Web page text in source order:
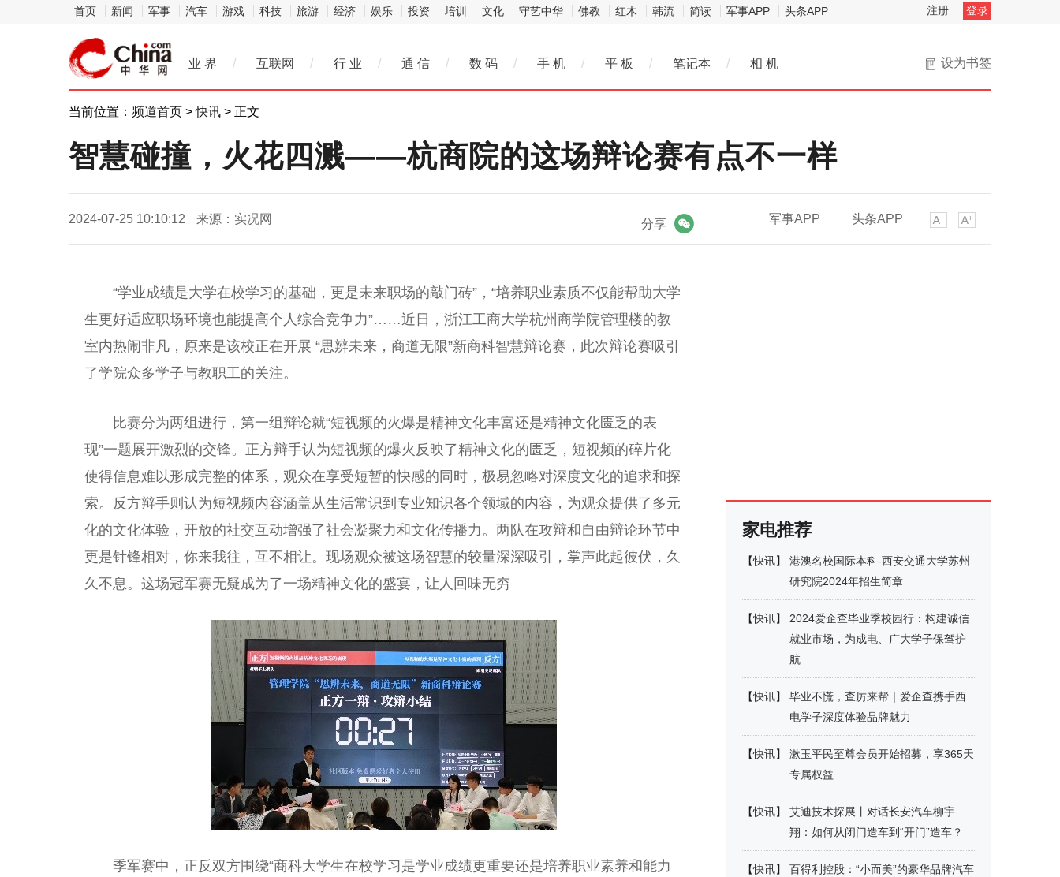
首页 新闻 军事 汽车 游戏 科技 旅游 经济 娱乐 投资 培训 文化 守艺中华 佛教 红木 韩流 简读 军事APP 头条APP 注册 登录
设为书签
业 界 / 互联网 / 行 业 / 通 信 / 数 码 / 手 机 / 平 板 / 笔记本 / 相 机
当前位置： 频道首页 >快讯 > 正文
智慧碰撞，火花四溅——杭商院的这场辩论赛有点不一样
2024-07-25 10:10:12 来源：实况网 军事APP 头条APP
分享
“学业成绩是大学在校学习的基础，更是未来职场的敲门砖”，“培养职业素质不仅能帮助大学
生更好适应职场环境也能提高个人综合竞争力”……近日，浙江工商大学杭州商学院管理楼的教
室内热闹非凡，原来是该校正在开展 “思辨未来，商道无限”新商科智慧辩论赛，此次辩论赛吸引
了学院众多学子与教职工的关注。
比赛分为两组进行，第一组辩论就“短视频的火爆是精神文化丰富还是精神文化匮乏的表
现”一题展开激烈的交锋。正方辩手认为短视频的爆火反映了精神文化的匮乏，短视频的碎片化
使得信息难以形成完整的体系，观众在享受短暂的快感的同时，极易忽略对深度文化的追求和探
索。反方辩手则认为短视频内容涵盖从生活常识到专业知识各个领域的内容，为观众提供了多元
化的文化体验，开放的社交互动增强了社会凝聚力和文化传播力。两队在攻辩和自由辩论环节中
更是针锋相对，你来我往，互不相让。现场观众被这场智慧的较量深深吸引，掌声此起彼伏，久
久不息。这场冠军赛无疑成为了一场精神文化的盛宴，让人回味无穷
季军赛中，正反双方围绕“商科大学生在校学习是学业成绩更重要还是培养职业素养和能力
家电推荐
【快讯】
港澳名校国际本科-西安交通大学苏州
研究院2024年招生简章
【快讯】
2024爱企查毕业季校园行：构建诚信
就业市场，为成电、广大学子保驾护
航
【快讯】
毕业不慌，查厉来帮｜爱企查携手西
电学子深度体验品牌魅力
【快讯】
漱玉平民至尊会员开始招募，享365天
专属权益
【快讯】
艾迪技术探展丨对话长安汽车柳宇
翔：如何从闭门造车到“开门”造车？
【快讯】
百得利控股：“小而美”的豪华品牌汽车